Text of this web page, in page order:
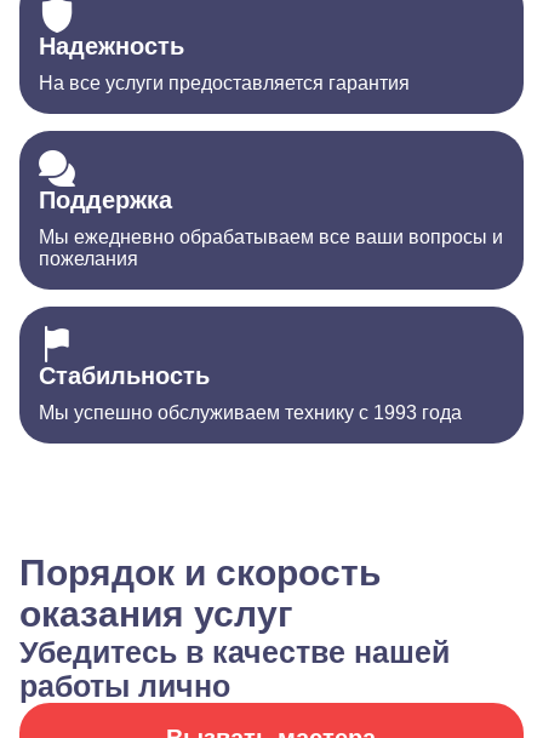
Надежность
На все услуги предоставляется гарантия
Поддержка
Мы ежедневно обрабатываем все ваши вопросы и
пожелания
Стабильность
Мы успешно обслуживаем технику с 1993 года
Порядок и скорость
оказания услуг
Убедитесь в качестве нашей
работы лично